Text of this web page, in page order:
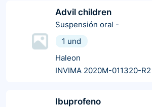
Advil children
Suspensión oral -
1 und
Haleon
INVIMA 2020M-011320-R2
Ibuprofeno